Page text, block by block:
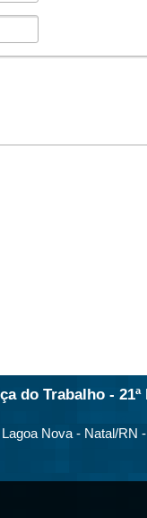
do Trabalho - 21ª
Nova - Natal/RN